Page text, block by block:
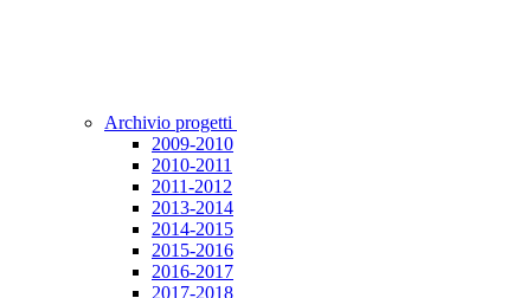
Archivio progetti
2009-2010
2010-2011
2011-2012
2013-2014
2014-2015
2015-2016
2016-2017
2017-2018